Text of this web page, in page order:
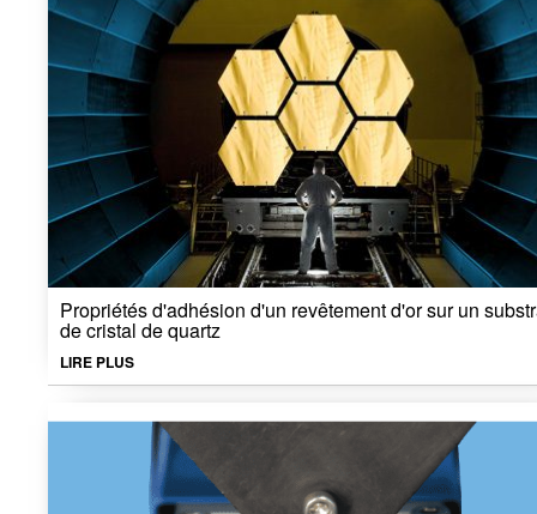
Propriétés d'adhésion d'un revêtement d'or sur un
de cristal de quartz
LIRE PLUS